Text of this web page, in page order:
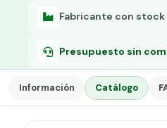
Fabricante con stock
Presupuesto sin
Información Catálogo